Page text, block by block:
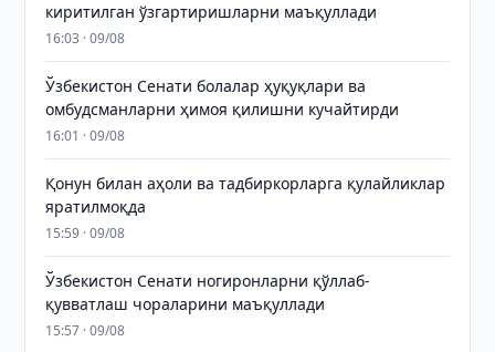
киритилган ўзгартиришларни маъқуллади
16:03 · 09/08
Ўзбекистон Сенати болалар ҳуқуқлари ва
омбудсманларни ҳимоя қилишни кучайтирди
16:01 · 09/08
Қонун билан аҳоли ва тадбиркорларга қулайликлар
яратилмоқда
15:59 · 09/08
Ўзбекистон Сенати ногиронларни қўллаб-
қувватлаш чораларини маъқуллади
15:57 · 09/08